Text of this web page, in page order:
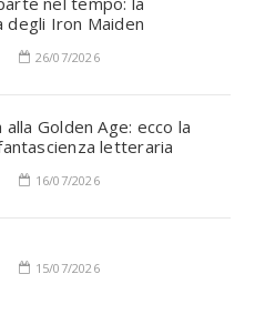
degli Iron Maiden
26/07/2026
alla Golden Age: ecco la
letteraria
16/07/2026
15/07/2026